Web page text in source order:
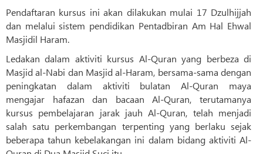
Pendaftaran kursus ini akan dilakukan mulai 17 Dzulhijjah
dan melalui sistem pendidikan Pentadbiran Am Hal Ehwal
Masjidil Haram.
Ledakan dalam aktiviti kursus Al-Quran yang berbeza di
Masjid al-Nabi dan Masjid al-Haram, bersama-sama dengan
peningkatan dalam aktiviti bulatan Al-Quran maya
mengajar hafazan dan bacaan Al-Quran, terutamanya
kursus pembelajaran jarak jauh Al-Quran, telah menjadi
salah satu perkembangan terpenting yang berlaku sejak
beberapa tahun kebelakangan ini dalam bidang aktiviti Al-